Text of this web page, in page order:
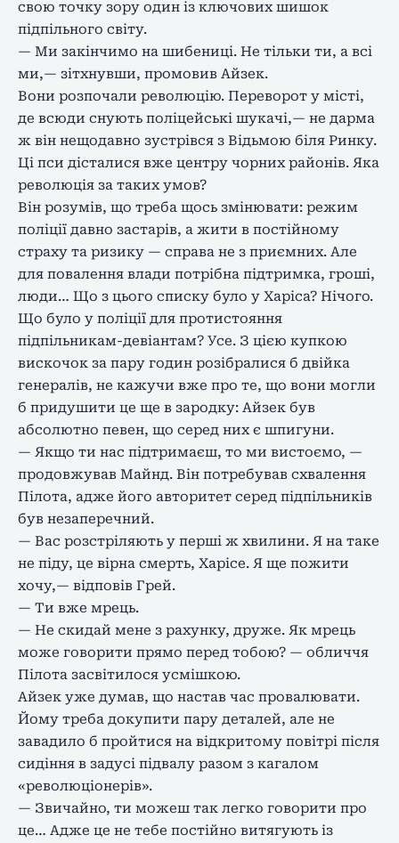
свою точку зору один із ключових шишок
підпільного світу.
— Ми закінчимо на шибениці. Не тільки ти, а всі
ми,— зітхнувши, промовив Айзек.
Вони розпочали революцію. Переворот у місті,
де всюди снують поліцейські шукачі,— не дарма
ж він нещодавно зустрівся з Відьмою біля Ринку.
Ці пси дісталися вже центру чорних районів. Яка
революція за таких умов?
Він розумів, що треба щось змінювати: режим
поліції давно застарів, а жити в постійному
страху та ризику — справа не з приємних. Але
для повалення влади потрібна підтримка, гроші,
люди… Що з цього списку було у Харіса? Нічого.
Що було у поліції для протистояння
підпільникам-девіантам? Усе. З цією купкою
вискочок за пару годин розібралися б двійка
генералів, не кажучи вже про те, що вони могли
б придушити це ще в зародку: Айзек був
абсолютно певен, що серед них є шпигуни.
— Якщо ти нас підтримаєш, то ми вистоємо, —
продовжував Майнд. Він потребував схвалення
Пілота, адже його авторитет серед підпільників
був незаперечний.
— Вас розстріляють у перші ж хвилини. Я на таке
не піду, це вірна смерть, Харісе. Я ще пожити
хочу,— відповів Грей.
— Ти вже мрець.
— Не скидай мене з рахунку, друже. Як мрець
може говорити прямо перед тобою? — обличчя
Пілота засвітилося усмішкою.
Айзек уже думав, що настав час провалювати.
Йому треба докупити пару деталей, але не
завадило б пройтися на відкритому повітрі після
сидіння в задусі підвалу разом з кагалом
«революціонерів».
— Звичайно, ти можеш так легко говорити про
це… Адже це не тебе постійно витягують із